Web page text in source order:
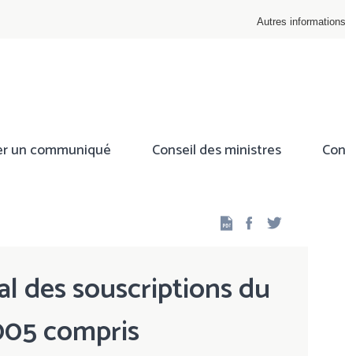
Autres
un communiqué Conseil des ministres
Facebook
des souscriptions du
compris